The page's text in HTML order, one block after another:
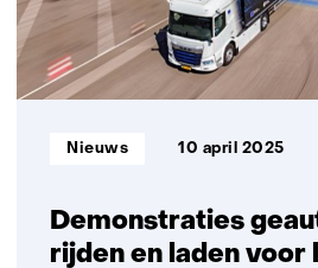
samen
te
werken
aan
mobiliteit
de
toekomst
Demonstraties
rijden en laden voor
Informatietype:
Nieuws 10 april 2025